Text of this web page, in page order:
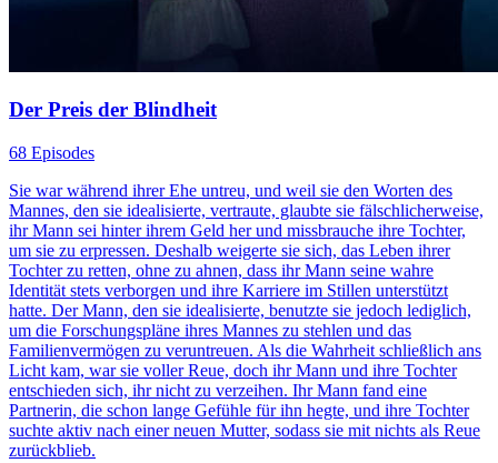
Der Preis der Blindheit
68 Episodes
Sie war während ihrer Ehe untreu, und weil sie den Worten des
Mannes, den sie idealisierte, vertraute, glaubte sie fälschlicherweise,
ihr Mann sei hinter ihrem Geld her und missbrauche ihre Tochter,
um sie zu erpressen. Deshalb weigerte sie sich, das Leben ihrer
Tochter zu retten, ohne zu ahnen, dass ihr Mann seine wahre
Identität stets verborgen und ihre Karriere im Stillen unterstützt
hatte. Der Mann, den sie idealisierte, benutzte sie jedoch lediglich,
um die Forschungspläne ihres Mannes zu stehlen und das
Familienvermögen zu veruntreuen. Als die Wahrheit schließlich ans
Licht kam, war sie voller Reue, doch ihr Mann und ihre Tochter
entschieden sich, ihr nicht zu verzeihen. Ihr Mann fand eine
Partnerin, die schon lange Gefühle für ihn hegte, und ihre Tochter
suchte aktiv nach einer neuen Mutter, sodass sie mit nichts als Reue
zurückblieb.